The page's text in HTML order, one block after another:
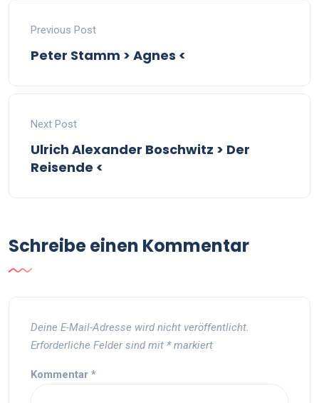
Previous Post
Peter Stamm > Agnes <
Next Post
Ulrich Alexander Boschwitz > Der
Reisende <
Schreibe einen Kommentar
Deine E-Mail-Adresse wird nicht veröffentlicht.
Erforderliche Felder sind mit *markiert
Kommentar *